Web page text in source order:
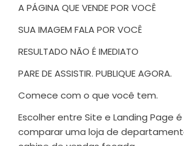
A PÁGINA QUE VENDE POR VOCÊ
SUA IMAGEM FALA POR VOCÊ
RESULTADO NÃO É IMEDIATO
PARE DE ASSISTIR. PUBLIQUE AGORA.
Comece com o que você tem.
Escolher entre Site e Landing Page
comparar uma loja de